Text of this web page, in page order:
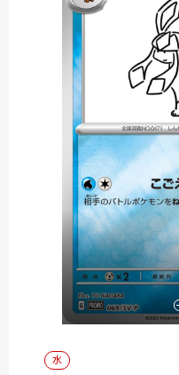
水